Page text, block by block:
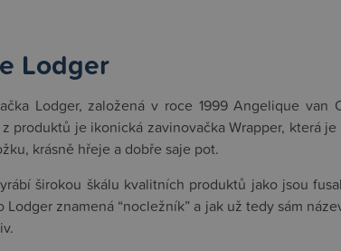
Lodger
Lodger, založená v roce 1999 Angelique
produktů je ikonická zavinovačka Wrapper, která
krásně hřeje a dobře saje pot.
širokou škálu kvalitních produktů jako jsou
Lodger znamená “nocležník” a jak už tedy sám